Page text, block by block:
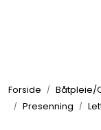
Forside Båtpleie/
Presenning
Elektrisk